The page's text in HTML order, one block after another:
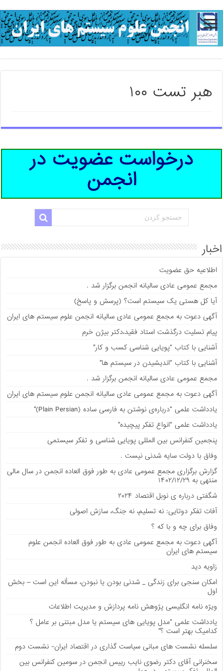
هبر تست ۱۰۰
درخواست عضویت در
انجمن
اخبار
اطلاعیه حق عضویت
مجمع عمومی عادی سالیانه انجمن برگزار شد .
آیا کل هستی یک سیستم است؟ (پرسش و پاسخ)
آگهی دعوت به مجمع عمومی عادی سالیانه انجمن علوم سیستم های ایران
پیام تسلیت درگذشت استاد فقید،دکتر بیژن خرم
آشنایی با کتاب “پویایی شناسی کسب و کار”
آشنایی با کتاب “اندیشیدن در سیستم ها”
مجمع عمومی عادی سالیانه انجمن برگزار شد .
آگهی دعوت به مجمع عمومی عادی سالیانه انجمن علوم سیستم های ایران
يادداشت علمی “درباره‌ی نوشتن به فارسی ساده (Plain Persian)”
يادداشت علمی “انواع تفکر پیچیده”
پنجمین کنفرانس بین المللی پویایی شناسی و تفکر سیستمی
وفاق با دولت سایه شدنی نیست .
گزارش برگزاری مجمع عمومی عادی به طور فوق العاده انجمن در سال مالی
منتهی به ۱۴۰۲/۱۲/۲۹
شگفتی درباره ی نوبل اقتصاد ۲۰۲۴
آفات تفکر دوتایی: نه تسلیم، نه جنگ، سازش اصولی
وفاق برای چه و با که ؟
آگهی دعوت به مجمع عمومی عادی به طور فوق العاده انجمن علوم
سیستم های ایران
زاویه دید
امکان سنجی برای زندگی _ شدنی بودن یا نبودن، مسأله این است – بخش
اول
ویژه نامه انگلیسی پژوهش نامه پردازش و مدیریت اطلاعات
يادداشت علمی “مدل پویایی های سیستم یا مدل مبتنی بر عامل ؟
کدامیک بهتر است ؟”
سلسله نشست های مبانی سیاست گذاری در اقتصاد ایران- نشست دوم
سخنرانی آقای دکتر رضوی نایب رییس انجمن در سومین کنفرانس بین